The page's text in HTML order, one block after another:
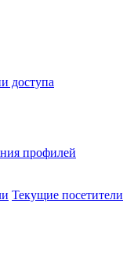
доступа
профилей
Текущие посетители